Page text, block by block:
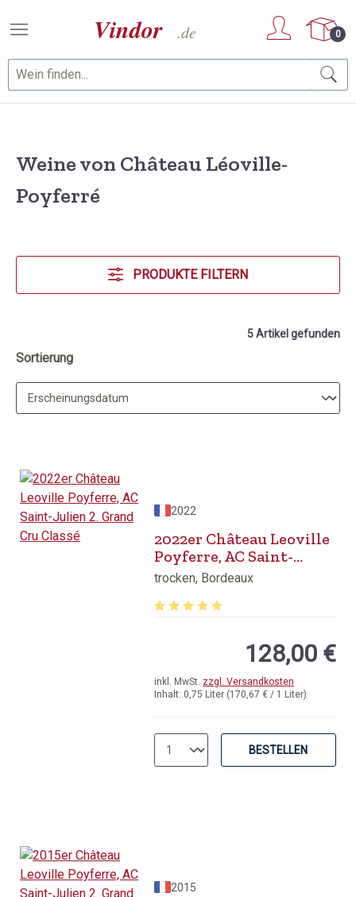
Zum Hauptinhalt springen
0
Weine von Château Léoville-
Poyferré
PRODUKTE FILTERN
5 Artikel gefunden
Sortierung
2022
2022er Château Leoville
Poyferre, AC Saint-
Julien 2. Grand Cru
trocken, Bordeaux
Inhalt: 0,75 Liter (170,67 € / 1 Liter)
inkl. MwSt. zzgl. Versandkosten
128,00 €
BESTELLEN
2015